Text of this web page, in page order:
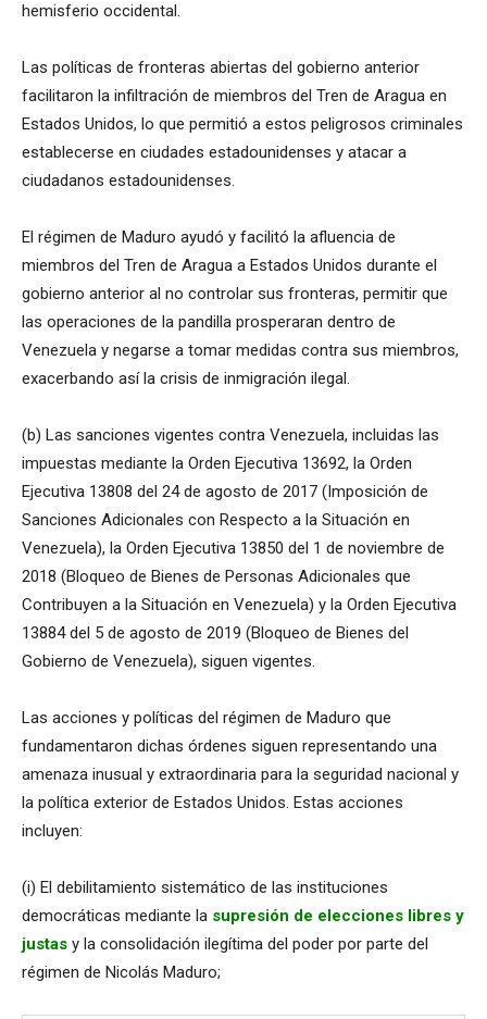
hemisferio occidental.
Las políticas de fronteras abiertas del gobierno anterior
facilitaron la infiltración de miembros del Tren de Aragua en
Estados Unidos, lo que permitió a estos peligrosos criminales
establecerse en ciudades estadounidenses y atacar a
ciudadanos estadounidenses.
El régimen de Maduro ayudó y facilitó la afluencia de
miembros del Tren de Aragua a Estados Unidos durante el
gobierno anterior al no controlar sus fronteras, permitir que
las operaciones de la pandilla prosperaran dentro de
Venezuela y negarse a tomar medidas contra sus miembros,
exacerbando así la crisis de inmigración ilegal.
(b) Las sanciones vigentes contra Venezuela, incluidas las
impuestas mediante la Orden Ejecutiva 13692, la Orden
Ejecutiva 13808 del 24 de agosto de 2017 (Imposición de
Sanciones Adicionales con Respecto a la Situación en
Venezuela), la Orden Ejecutiva 13850 del 1 de noviembre de
2018 (Bloqueo de Bienes de Personas Adicionales que
Contribuyen a la Situación en Venezuela) y la Orden Ejecutiva
13884 del 5 de agosto de 2019 (Bloqueo de Bienes del
Gobierno de Venezuela), siguen vigentes.
Las acciones y políticas del régimen de Maduro que
fundamentaron dichas órdenes siguen representando una
amenaza inusual y extraordinaria para la seguridad nacional y
la política exterior de Estados Unidos. Estas acciones
incluyen:
(i) El debilitamiento sistemático de las instituciones
democráticas mediante la supresión de elecciones libres y
justas y la consolidación ilegítima del poder por parte del
régimen de Nicolás Maduro;